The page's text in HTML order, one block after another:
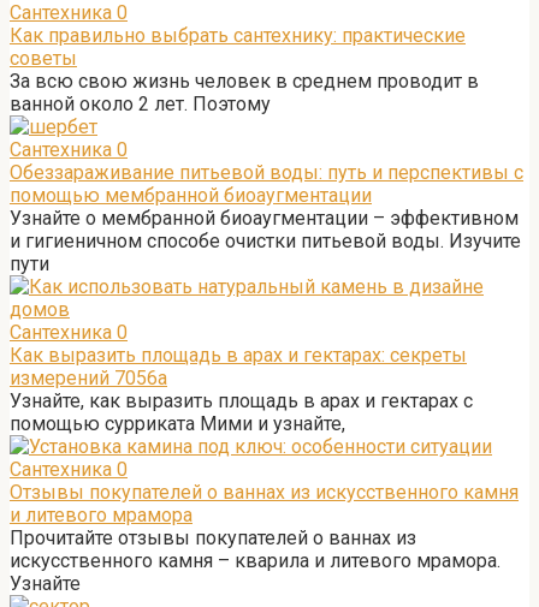
Сантехника 0
Как правильно выбрать сантехнику: практические
советы
За всю свою жизнь человек в среднем проводит в
ванной около 2 лет. Поэтому
Сантехника 0
Обеззараживание питьевой воды: путь и перспективы с
помощью мембранной биоаугментации
Узнайте о мембранной биоаугментации – эффективном
и гигиеничном способе очистки питьевой воды. Изучите
пути
Сантехника 0
Как выразить площадь в арах и гектарах: секреты
измерений 7056а
Узнайте, как выразить площадь в арах и гектарах с
помощью сурриката Мими и узнайте,
Сантехника 0
Отзывы покупателей о ваннах из искусственного камня
и литевого мрамора
Прочитайте отзывы покупателей о ваннах из
искусственного камня – кварила и литевого мрамора.
Узнайте